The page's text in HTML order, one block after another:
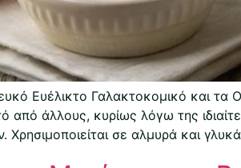
Ευέλικτο Γαλακτοκομικό και τα
από άλλους, κυρίως λόγω της
Χρησιμοποιείται σε αλμυρά και